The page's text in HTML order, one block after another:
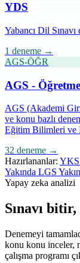
YDS
Yabancı Dil Sınavı
1 deneme →
AGS-ÖĞR
AGS -
AGS (Akademi
ve konu bazlı
Eğitim Bilimleri ve
32 deneme →
Hazırlananlar:
Yakında LGS
Yapay zeka analizi
Sınavı
Denemeyi
konu konu inceler,
çalışma programı